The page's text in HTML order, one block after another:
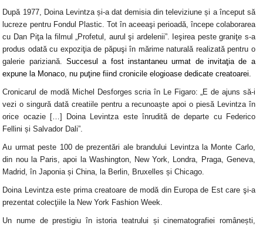
După 1977, Doina Levintza și-a dat demisia din televiziune și a început să
lucreze pentru Fondul Plastic. Tot în aceeaşi perioadă, începe colaborarea
cu Dan Piţa la filmul „Profetul, aurul şi ardelenii”. Ieşirea peste graniţe s-a
produs odată cu expoziţia de păpuşi în mărime naturală realizată pentru o
galerie pariziană.Succesul a fost instantaneu urmat de invitaţia de a
expune la Monaco, nu puţine fiind cronicile elogioase dedicate creatoarei.
Cronicarul de modă Michel Desforges scria în Le Figaro: „E de ajuns să-i
vezi o singură dată creatiile pentru a recunoaște apoi o piesă Levintza în
orice ocazie […] Doina Levintza este înrudită de departe cu Federico
Fellini și Salvador Dali”.
Au urmat peste 100 de prezentări ale brandului Levintza la Monte Carlo,
din nou la Paris, apoi la Washington, New York, Londra, Praga, Geneva,
Madrid, în Japonia și China, la Berlin, Bruxelles și Chicago.
Doina Levintza este prima creatoare de modă din Europa de Est care şi-a
prezentat colecţiile la New York Fashion Week.
Un nume de prestigiu în istoria teatrului și cinematografiei românești,